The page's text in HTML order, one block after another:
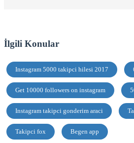
İlgili Konular
Instagram 5000 takipci hilesi 2017
Get 10000 followers on instagram
Instagram takipci gonderim araci
Takipci fox Begen app